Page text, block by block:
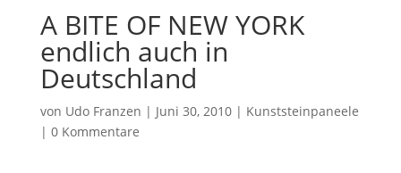
A BITE OF NEW YORK
endlich auch in
Deutschland
von Udo Franzen | Juni 30, 2010| Kunststeinpaneele
| 0 Kommentare